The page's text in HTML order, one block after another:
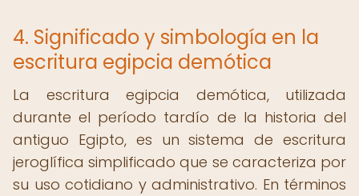
4. Significado y simbología en la
escritura egipcia demótica
La escritura egipcia demótica, utilizada
durante el período tardío de la historia del
antiguo Egipto, es un sistema de escritura
jeroglífica simplificado que se caracteriza por
su uso cotidiano y administrativo. En términos